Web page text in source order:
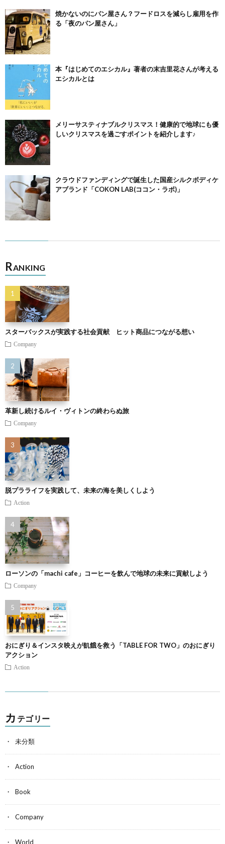
焼かないのにパン屋さん？フードロスを減らし雇用を作
る「夜のパン屋さん」
本『はじめてのエシカル』著者の末吉里花さんが考える
エシカルとは
メリーサスティナブルクリスマス！健康的で地球にも優
しいクリスマスを過ごすポイントを紹介します♪
クラウドファンディングで誕生した国産シルクボディケ
アブランド「COKON LAB(ココン・ラボ)」
RANKING
スターバックスが実践する社会貢献 ヒット商品につながる想い
Company
革新し続けるルイ・ヴィトンの終わらぬ旅
Company
脱プラライフを実践して、未来の海を美しくしよう
Action
ローソンの「machi cafe」コーヒーを飲んで地球の未来に貢献しよう
Company
おにぎり＆インスタ映えが飢餓を救う「TABLE FOR TWO」のおにぎり
アクション
Action
カ テゴリー
未分類
Action
Book
Company
World